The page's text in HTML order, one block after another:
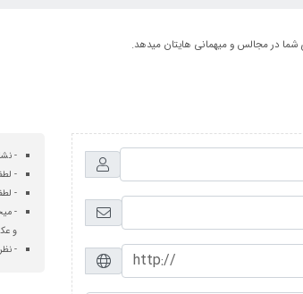
در مجالس و میهمانی هایتان میدهد.
-
-
-
-
و
-